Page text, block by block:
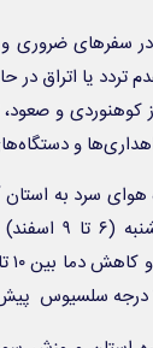
سفرهای ضروری
تردد یا اتراق در
کوهنوردی و
و
هوای سرد به